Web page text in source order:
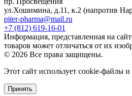
ул.Хошимина, д.11, к.2 (напротив
piter-pharma@mail.ru
+7 (812) 619-16-01
Информация, представленная на
товаров может отличаться от их
© 2026 Все права защищены.
Этот сайт использует cookie-файлы
Принять